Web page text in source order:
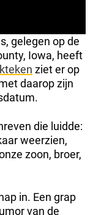
gelegen op de
Iowa, heeft
ziet er op
daarop zijn
die luidde:
weerzien,
zoon, broer,
in. Een grap
van de